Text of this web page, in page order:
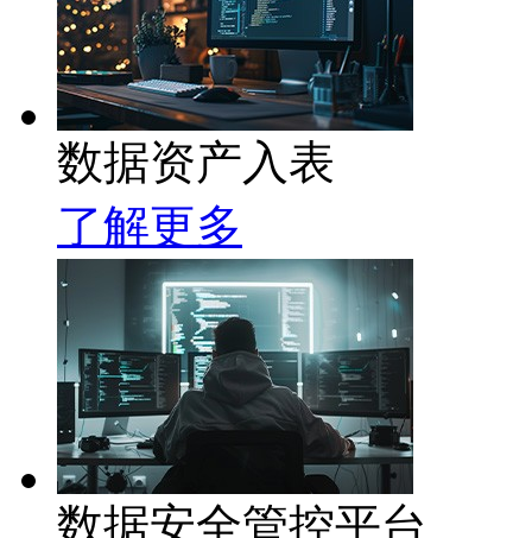
数据资产入表
了解更多
数据安全管控平台